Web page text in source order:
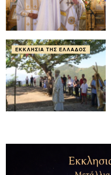
ΕΚΚΛΗΣΊΑ ΤΗΣ ΕΛΛΆΔΟΣ